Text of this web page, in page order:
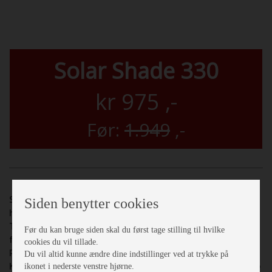
Solar Shade 330
kr 975 ,-
Før: 1.949 ,-
Solar Shade 330 tagoverdækning til dit luftfortelt, som
holder dig dejligt kølig om sommeren.
Tagoverdækningen beskytter samtidigt mod
fugleklatter og blokerer UV-stråler.
Perfekt til at holde dit fortelt i god stand.
Kan samtidig bruges som ekstra solsejl monteret direkte
Siden benytter cookies
Før du kan bruge siden skal du først tage stilling til hvilke
cookies du vil tillade.
Du vil altid kunne ændre dine indstillinger ved at trykke på
ikonet i nederste venstre hjørne.